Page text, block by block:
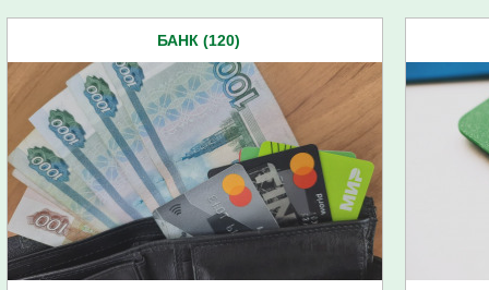
БАНК (120)